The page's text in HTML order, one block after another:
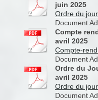
juin 2025
Ordre du
Document
Compte
avril 2025
Compte-
Document
Ordre du
avril 2025
Ordre du
Document